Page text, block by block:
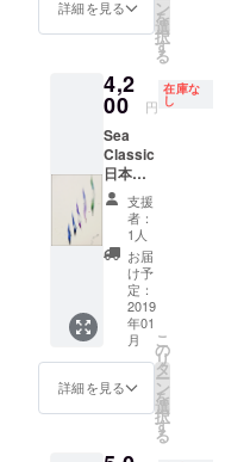
りう色
をのせ
り、何
度も繰
り返し
て鮮や
かな音
を表現
しまし
た。
詳細を見る ン
を
選
択
す
る
4,2
00 円
在庫な
し
Sea
Classic
日本三
景・天
橋立で
制作し
た新作
です。
38×27c
m 紙に
水彩、
海岸の
砂 紙の
状態で
のお渡
しで
支援
者：
1人
お届
け予
定：
2019
年01
月
詳細を見る
こ
の
リ
タ
ー
ン
を
選
択
す
る